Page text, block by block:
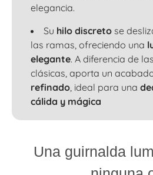
elegancia.
Su hilo discreto se
las ramas , ofreciendo una
elegante. A diferencia de
clásicas, aporta un
refinado , ideal para una
cálida y mágica
Una guirnalda